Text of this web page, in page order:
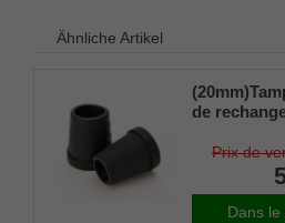
Ähnliche Artikel
de
(lot de 2)
Prix de
Dans